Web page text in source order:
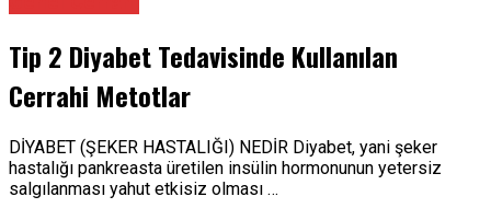
Tip 2 Diyabet Tedavisinde Kullanılan
Cerrahi Metotlar
DİYABET (ŞEKER HASTALIĞI) NEDİR Diyabet, yani şeker
hastalığı pankreasta üretilen insülin hormonunun yetersiz
salgılanması yahut etkisiz olması …